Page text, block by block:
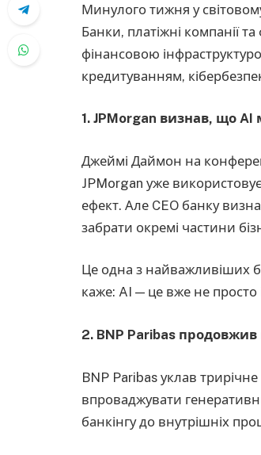
Минулого тижня у
Банки, платіжні компанії
фінансовою
кредитуванням,
1. JPMorgan визнав, що AI
Джеймі Даймон на
JPMorgan уже
ефект. Але CEO банку
забрати окремі частини
Це одна з найважливіших
каже: AI — це вже не просто
2. BNP Paribas
BNP Paribas уклав
впроваджувати
банкінгу до внутрішніх